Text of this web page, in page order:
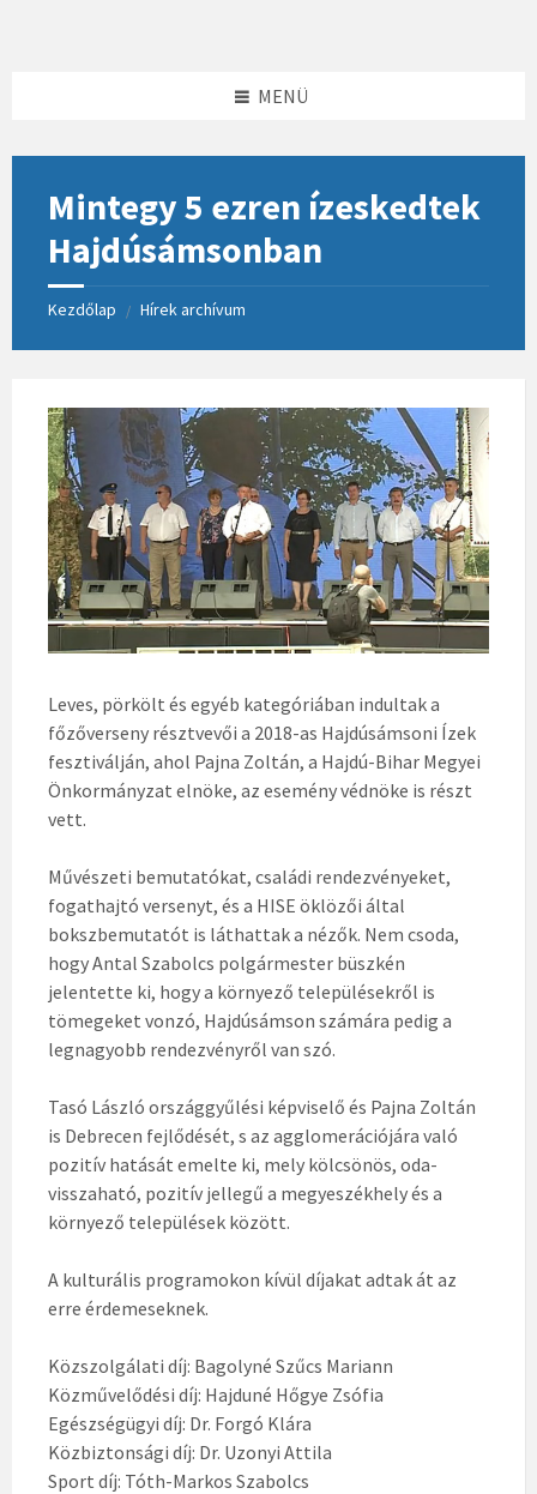
MENÜ
Mintegy 5 ezren ízeskedtek
Hajdúsámsonban
Kezdőlap / Hírek archívum
Leves, pörkölt és egyéb kategóriában indultak a
főzőverseny résztvevői a 2018-as Hajdúsámsoni Ízek
fesztiválján, ahol Pajna Zoltán, a Hajdú-Bihar Megyei
Önkormányzat elnöke, az esemény védnöke is részt
vett.
Művészeti bemutatókat, családi rendezvényeket,
fogathajtó versenyt, és a HISE öklözői által
bokszbemutatót is láthattak a nézők. Nem csoda,
hogy Antal Szabolcs polgármester büszkén
jelentette ki, hogy a környező településekről is
tömegeket vonzó, Hajdúsámson számára pedig a
legnagyobb rendezvényről van szó.
Tasó László országgyűlési képviselő és Pajna Zoltán
is Debrecen fejlődését, s az agglomerációjára való
pozitív hatását emelte ki, mely kölcsönös, oda-
visszaható, pozitív jellegű a megyeszékhely és a
környező települések között.
A kulturális programokon kívül díjakat adtak át az
erre érdemeseknek.
Közszolgálati díj: Bagolyné Szűcs Mariann
Közművelődési díj: Hajduné Hőgye Zsófia
Egészségügyi díj: Dr. Forgó Klára
Közbiztonsági díj: Dr. Uzonyi Attila
Sport díj: Tóth-Markos Szabolcs